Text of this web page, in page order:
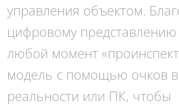
управления объектом.
цифровому
любой момент
модель с помощью очков
реальности или ПК, чтобы